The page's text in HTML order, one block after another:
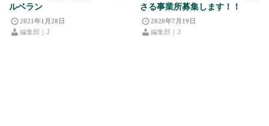
ルベラン
2021年1月28日
編集部｜J
さる事業所募集します！！
2020年7月19日
編集部｜J